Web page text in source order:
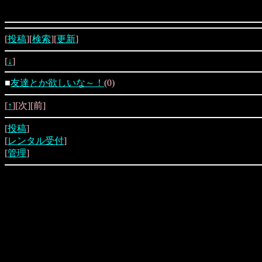
[投稿][検索][更新]
[↓]
■友達とか欲しいな～！ (0)
[↑][次][前]
[投稿]
[レンタル受付]
[管理]